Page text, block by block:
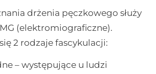
drżenia pęczkowego służy
(elektromiograficzne).
2 rodzaje fascykulacji:
– występujące u ludzi